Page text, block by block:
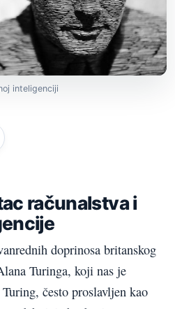
inteligenciji
računalstva i
doprinosa britanskog
Turinga, koji nas je
često proslavljen kao